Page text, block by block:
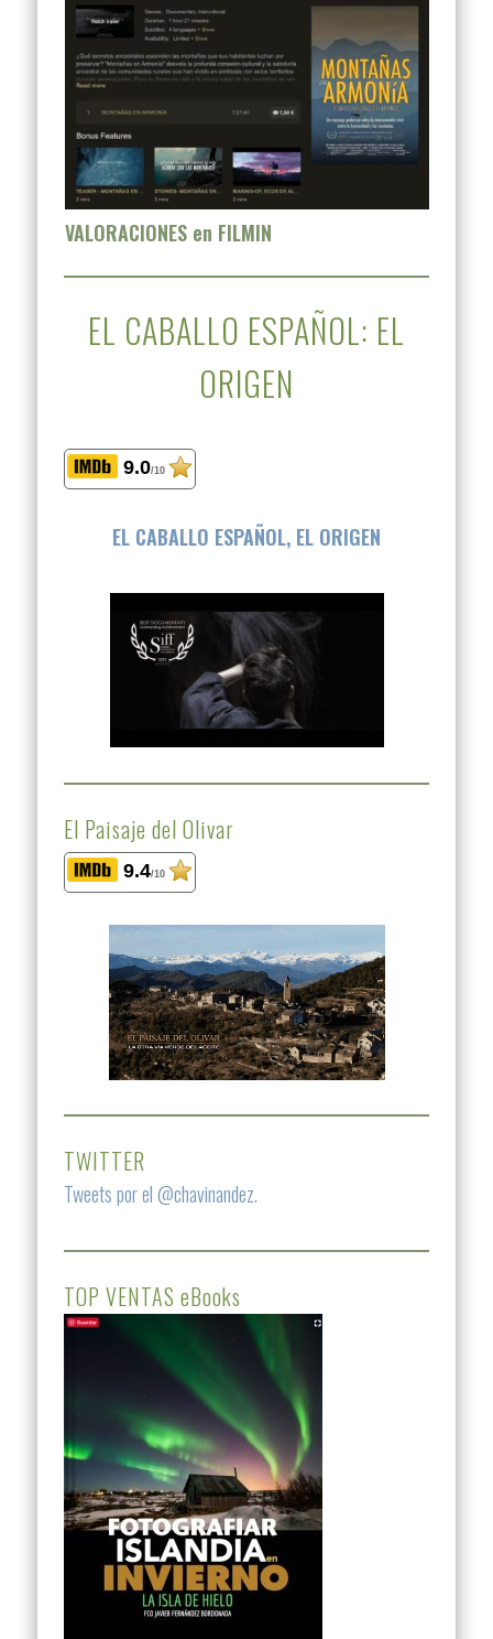
VALORACIONES en FILMIN
EL CABALLO ESPAÑOL: EL
ORIGEN
9.0/10
EL CABALLO ESPAÑOL, EL ORIGEN
El Paisaje del Olivar
9.4/10
TWITTER
Tweets por el @chavinandez.
TOP VENTAS eBooks